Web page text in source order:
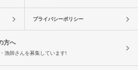
プライバシーポリシー
方へ
漁師さんを募集しています!